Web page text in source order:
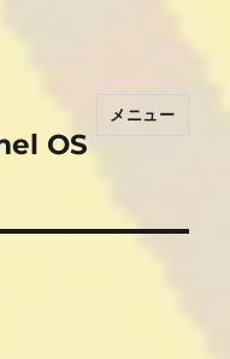
OS
メニュー